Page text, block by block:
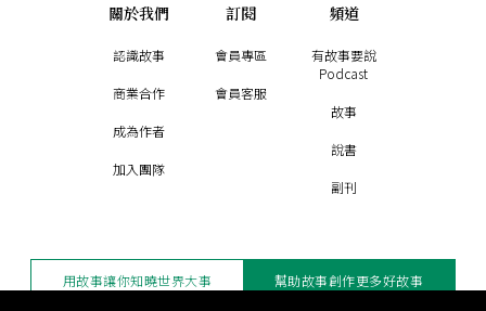
關於我們
認識故事
商業合作
成為作者
加入團隊
訂閱
會員專區
會員客服
頻道
有故事要說
Podcast
故事
說書
副刊
用故事讓你知曉世界大事 幫助故事創作更多好故事